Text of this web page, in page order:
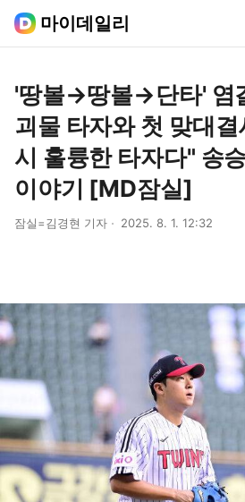
마이데일리
'땅볼→땅볼→단타' 염
괴물 타자와 첫 맞대
시 훌륭한 타자다" 송
이야기 [MD잠실]
잠실=김경현 기자 2025. 8. 1. 12:32